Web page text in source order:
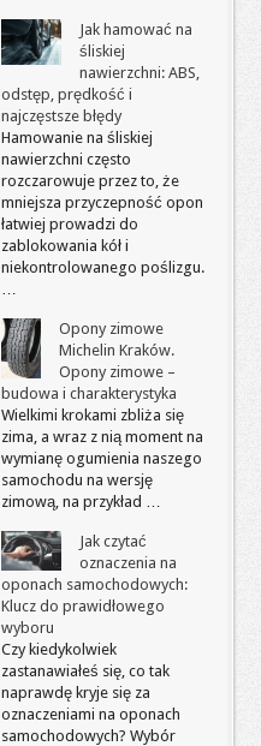
Jak hamować na
śliskiej
nawierzchni: ABS,
odstęp, prędkość i
najczęstsze błędy
Hamowanie na śliskiej
nawierzchni często
rozczarowuje przez to, że
mniejsza przyczepność opon
łatwiej prowadzi do
zablokowania kół i
niekontrolowanego poślizgu.
…
Opony zimowe
Michelin Kraków.
Opony zimowe –
budowa i charakterystyka
Wielkimi krokami zbliża się
zima, a wraz z nią moment na
wymianę ogumienia naszego
samochodu na wersję
zimową, na przykład …
Jak czytać
oznaczenia na
oponach samochodowych:
Klucz do prawidłowego
wyboru
Czy kiedykolwiek
zastanawiałeś się, co tak
naprawdę kryje się za
oznaczeniami na oponach
samochodowych? Wybór